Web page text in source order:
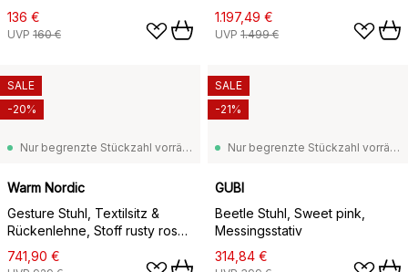
136 €
UVP 160 €
Pink
1.197,49 €
UVP 1.499 €
Nur begrenzte Stückzahl vorrätig
Warm Nordic
Gesture Stuhl, Textilsitz &
Rückenlehne, Stoff rusty rosé,
Rückenstütze Leder,
Buchengestell schwarz
741,90 €
SALE
-20%
Nur begrenzte Stückzahl vorrätig
GUBI
Beetle Stuhl, Sweet pink,
Messingsstativ
314,84 €
SALE
-21%